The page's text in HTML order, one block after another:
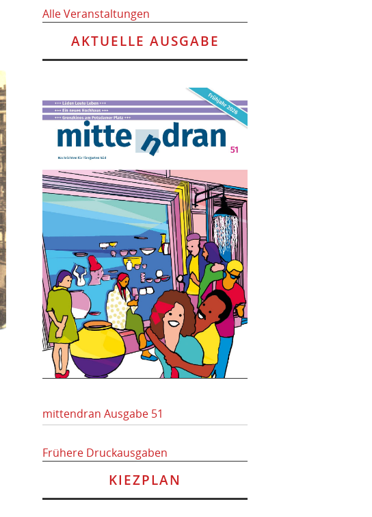
Alle Veranstaltungen
AKTUELLE AUSGABE
mittendran Ausgabe 51
Frühere Druckausgaben
KIEZPLAN